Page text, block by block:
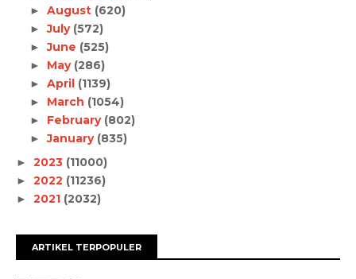
► August (620)
►July (572)
►June (525)
► May (286)
► April (1139)
► March (1054)
► February (802)
►January (835)
► 2023 (11000)
► 2022 (11236)
► 2021 (2032)
ARTIKEL TERPOPULER